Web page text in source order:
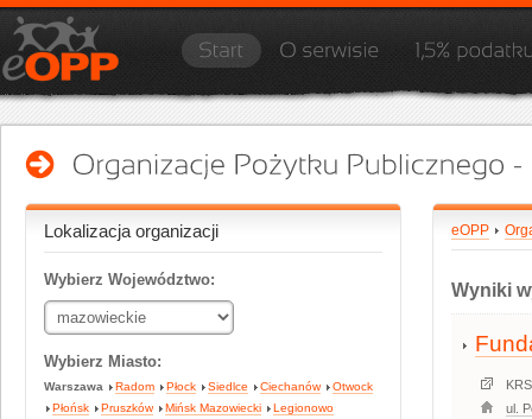
Lokalizacja organizacji
Wybierz Województwo:
Wybierz Miasto:
Warszawa Radom Płock Siedlce Ciechanów
Otwock
Płońsk
Pruszków Mińsk Mazowiecki Legionowo
eOPP
Wyniki
ul.